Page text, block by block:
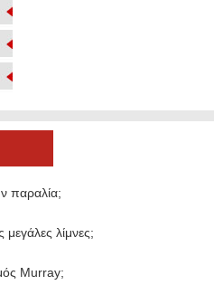
παραλία;
μεγάλες λίμνες;
Murray;